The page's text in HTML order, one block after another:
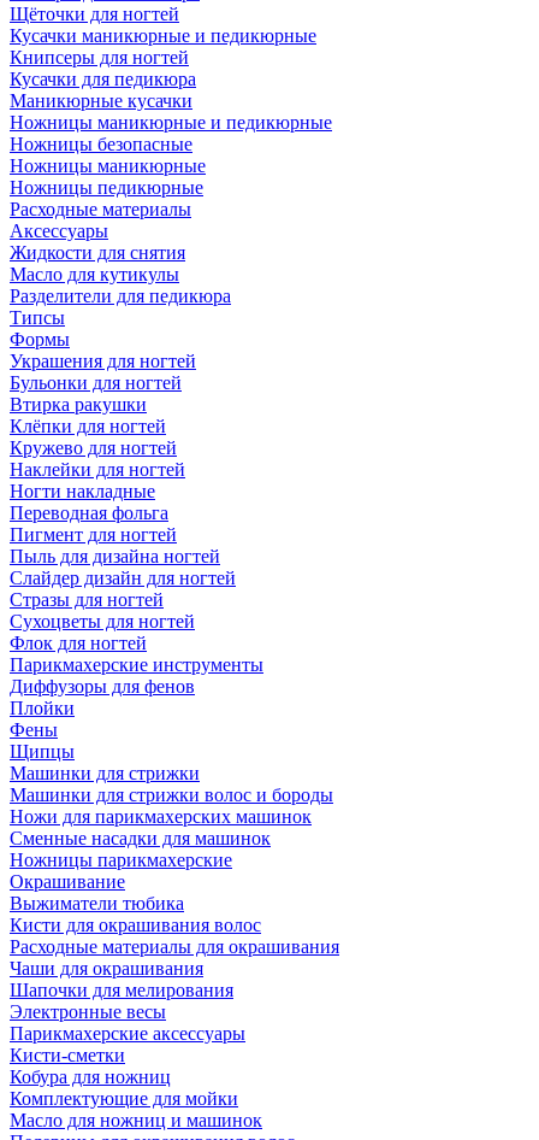
Щёточки для ногтей
Кусачки маникюрные и педикюрные
Книпсеры для ногтей
Кусачки для педикюра
Маникюрные кусачки
Ножницы маникюрные и педикюрные
Ножницы безопасные
Ножницы маникюрные
Ножницы педикюрные
Расходные материалы
Аксессуары
Жидкости для снятия
Масло для кутикулы
Разделители для педикюра
Типсы
Формы
Украшения для ногтей
Бульонки для ногтей
Втирка ракушки
Клёпки для ногтей
Кружево для ногтей
Наклейки для ногтей
Ногти накладные
Переводная фольга
Пигмент для ногтей
Пыль для дизайна ногтей
Слайдер дизайн для ногтей
Стразы для ногтей
Сухоцветы для ногтей
Флок для ногтей
Парикмахерские инструменты
Диффузоры для фенов
Плойки
Фены
Щипцы
Машинки для стрижки
Машинки для стрижки волос и бороды
Ножи для парикмахерских машинок
Сменные насадки для машинок
Ножницы парикмахерские
Окрашивание
Выжиматели тюбика
Кисти для окрашивания волос
Расходные материалы для окрашивания
Чаши для окрашивания
Шапочки для мелирования
Электронные весы
Парикмахерские аксессуары
Кисти-сметки
Кобура для ножниц
Комплектующие для мойки
Масло для ножниц и машинок